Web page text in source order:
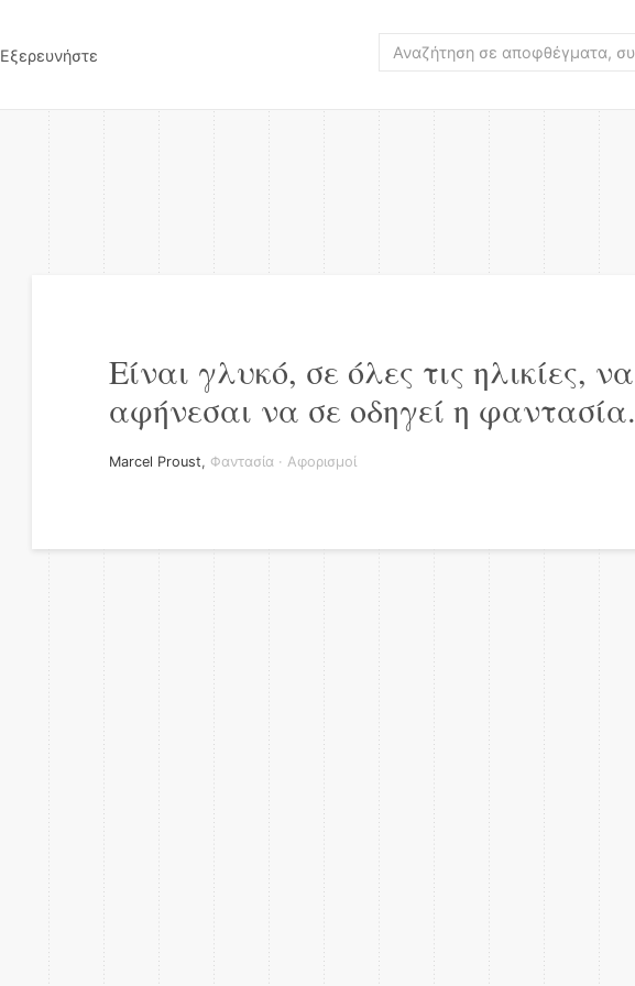
Εξερευνήστε
Είναι γλυκό, σε όλες τις ηλικίες, να
αφήνεσαι να σε οδηγεί η φαντασία.
Marcel Proust, Φαντασία · Αφορισμοί